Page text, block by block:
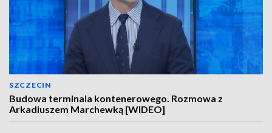
SZCZECIN
Budowa terminala kontenerowego. Rozmowa z
Arkadiuszem Marchewką [WIDEO]